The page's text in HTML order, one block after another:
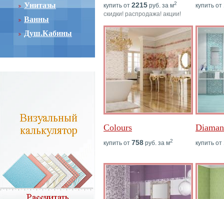
Унитазы
Ванны
Душ.Кабины
купить от 2215 руб. за м2
скидки! распродажа! акции!
купить от
Colours
купить от 758 руб. за м2 купить от